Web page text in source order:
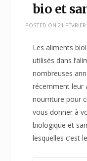
bio et
POSTED ON 21
Les aliments
utilisés dans
nombreuses
récemment leur
nourriture pour
vous donner à
biologique et
lesquelles c’est